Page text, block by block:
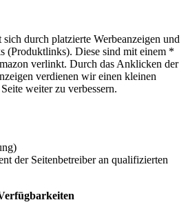
durch platzierte Werbeanzeigen und
(Produktlinks). Diese sind mit einem *
verlinkt. Durch das Anklicken der
verdienen wir einen kleinen
weiter zu verbessern.
der Seitenbetreiber an qualifizierten